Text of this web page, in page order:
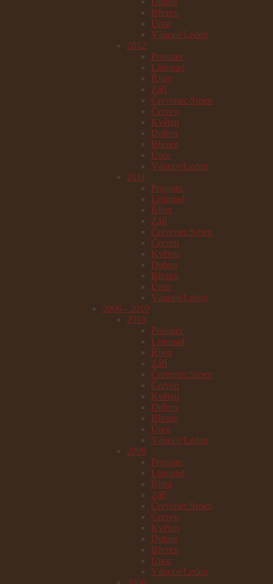
Březen
Únor
Vánoce/Leden
2012
Prosinec
Listopad
Říjen
Září
Červenec/Srpen
Červen
Květen
Duben
Březen
Únor
Vánoce/Leden
2011
Prosinec
Listopad
Říjen
Září
Červenec/Srpen
Červen
Květen
Duben
Březen
Únor
Vánoce/Leden
2006 - 2010
2010
Prosinec
Listopad
Říjen
Září
Červenec/Srpen
Červen
Květen
Duben
Březen
Únor
Vánoce/Leden
2009
Prosinec
Listopad
Říjen
Září
Červenec/Srpen
Červen
Květen
Duben
Březen
Únor
Vánoce/Leden